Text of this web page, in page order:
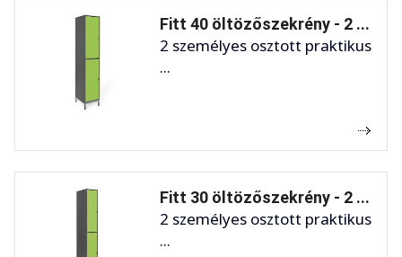
Fitt 40 öltözőszekrény - 2 ...
2 személyes osztott praktikus
...
Fitt 30 öltözőszekrény - 2 ...
2 személyes osztott praktikus
...